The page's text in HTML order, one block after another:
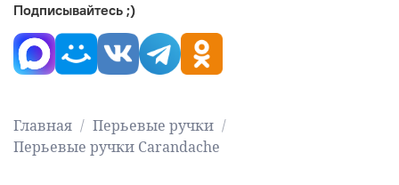
Главная
Перьевые ручки
Перьевые ручки Carandache
Подписывайтесь ;)